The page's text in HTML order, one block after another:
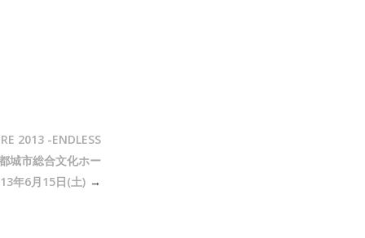
2013 -ENDLESS
城市総合文化ホー
年6月15日(土)